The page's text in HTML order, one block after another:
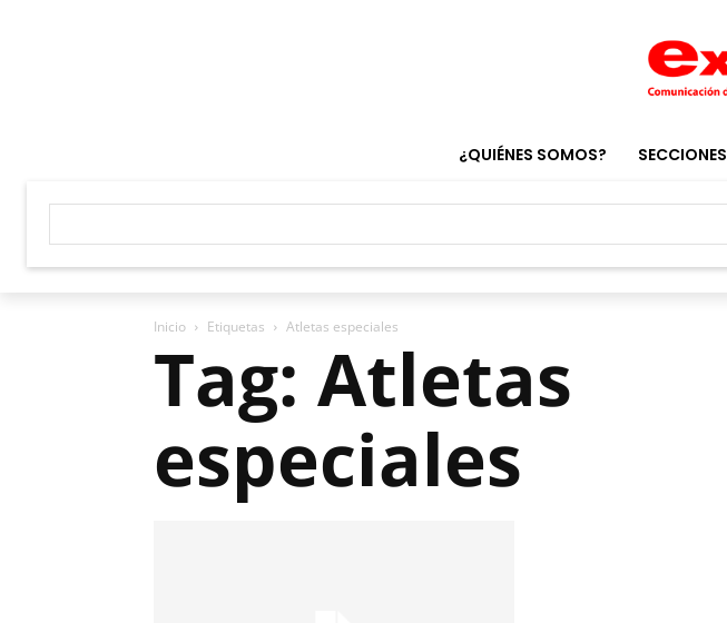
¿QUIÉNES SOMOS? SECCIONES
Inicio Etiquetas Atletas especiales
Tag: Atletas
especiales